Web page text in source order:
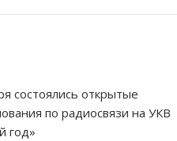
состоялись открытые
по радиосвязи на УКВ
год»